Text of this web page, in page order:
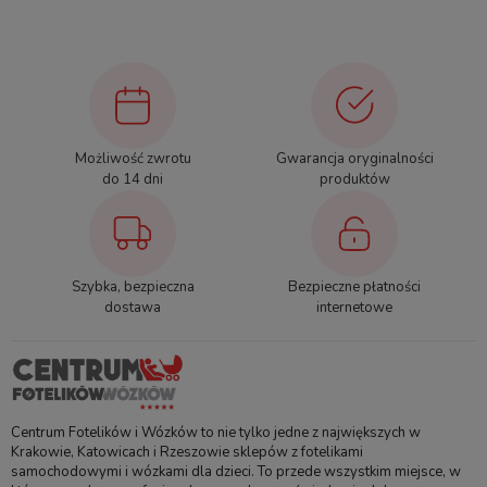
intuicyjną.
Dane techniczne
Przeznaczenie
Dzieci o wzroście 61–105
cm (ok. 6 miesięcy – 4 lata)
Kierunek
jazdy
System
Baza ISOFIX IQ Orbit
Możliwość zwrotu
do 14 dni
Gwarancja oryginalności
produktów
Szybka, bezpieczna
dostawa
Bezpieczne płatności
internetowe
Centrum Fotelików i Wózków to nie tylko jedne z największych w
Krakowie, Katowicach i Rzeszowie sklepów z fotelikami
samochodowymi i wózkami dla dzieci. To przede wszystkim miejsce, w